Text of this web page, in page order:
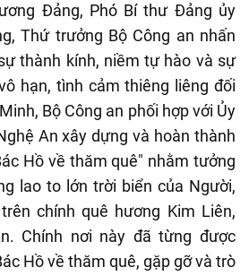
Đảng, Phó Bí thư Đảng ủy
Thứ trưởng Bộ Công an nhấn
thành kính, niềm tự hào và sự
hạn, tình cảm thiêng liêng đối
Bộ Công an phối hợp với Ủy
An xây dựng và hoàn thành
Hồ về thăm quê" nhằm tưởng
lao to lớn trời biển của Người,
chính quê hương Kim Liên,
Chính nơi này đã từng được
Hồ về thăm quê, gặp gỡ và trò